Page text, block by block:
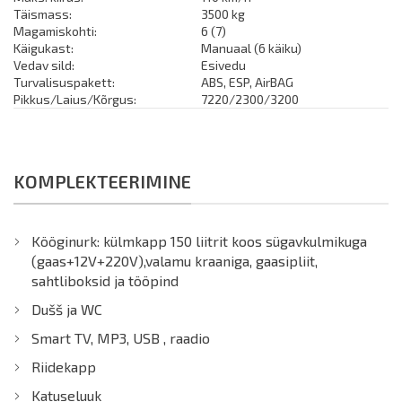
Täismass:
Magamiskohti:
Käigukast:
Vedav sild:
Turvalisuspakett:
Pikkus/Laius/Kõrgus:
3500 kg
6 (7)
Manuaal (6 käiku)
Esivedu
ABS, ESP, AirBAG
7220/2300/3200
KOMPLEKTEERIMINE
Kööginurk: külmkapp 150 liitrit koos sügavkulmikuga
(gaas+12V+220V),valamu kraaniga, gaasipliit,
sahtliboksid ja tööpind
Dušš ja WC
Smart TV, MP3, USB , raadio
Riidekapp
Katuseluuk